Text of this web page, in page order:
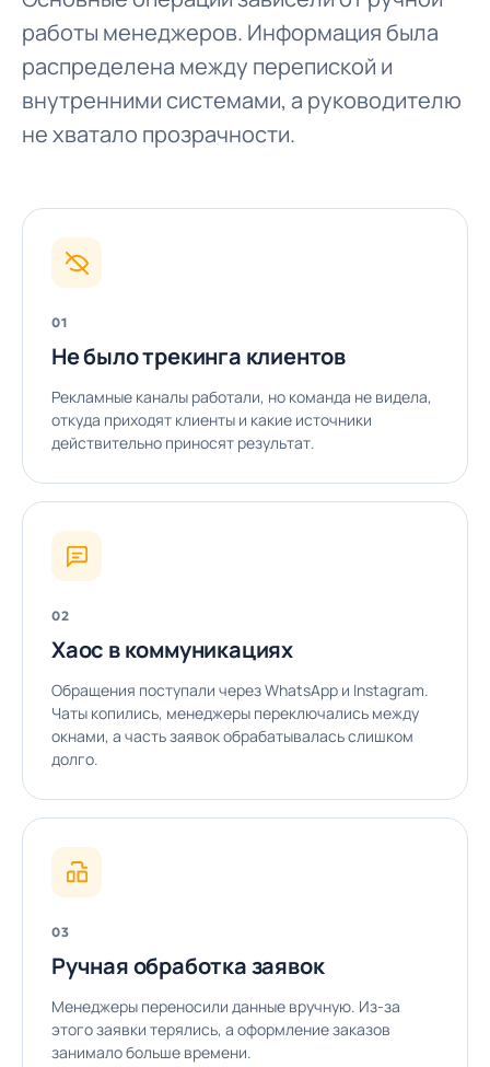
работы менеджеров. Информация была
распределена между перепиской и
внутренними системами, а руководителю
не хватало прозрачности.
01
Не было трекинга клиентов
Рекламные каналы работали, но команда не видела,
откуда приходят клиенты и какие источники
действительно приносят результат.
02
Хаос в коммуникациях
Обращения поступали через WhatsApp и Instagram.
Чаты копились, менеджеры переключались между
окнами, а часть заявок обрабатывалась слишком
долго.
03
Ручная обработка заявок
Менеджеры переносили данные вручную. Из-за
этого заявки терялись, а оформление заказов
занимало больше времени.